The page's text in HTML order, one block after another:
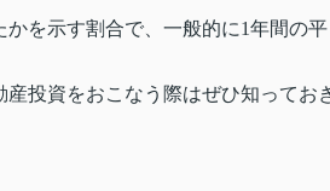
を示す割合で、一般的に1年間の平
投資をおこなう際はぜひ知ってお